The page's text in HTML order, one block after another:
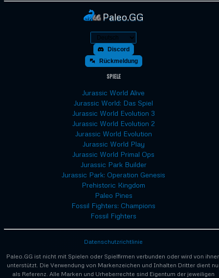
Paleo.GG
Discord
Rückmeldung
Spiele
Jurassic World Alive
Jurassic World: Das Spiel
Jurassic World Evolution 3
Jurassic World Evolution 2
Jurassic World Evolution
Jurassic World Play
Jurassic World Primal Ops
Jurassic Park Builder
Jurassic Park: Operation Genesis
Prehistoric Kingdom
Paleo Pines
Fossil Fighters: Champions
Fossil Fighters
Paleo.GG ist nicht mit Spielen oder Spielfirmen verbunden oder wird von
unterstützt. Die Verwendung von Markenzeichen und Inhalten Dritter dient
als Referenz. Alle Marken und Urheberrechte sind Eigentum der jeweiligen
Datenschutzrichtlinie